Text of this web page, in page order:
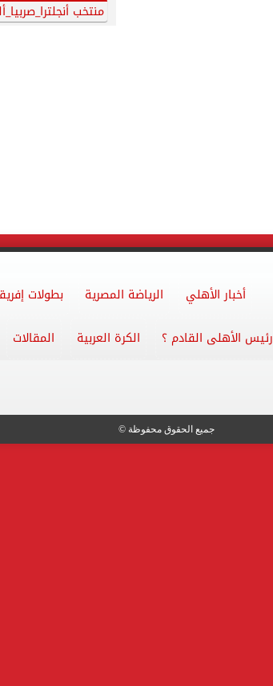
منتخب
أخبار الأهلي الرياضة المصرية بطولات
رئيس الأهلى القادم ؟ الكرة العربية المقالات
جميع الحقوق محفوظة ©